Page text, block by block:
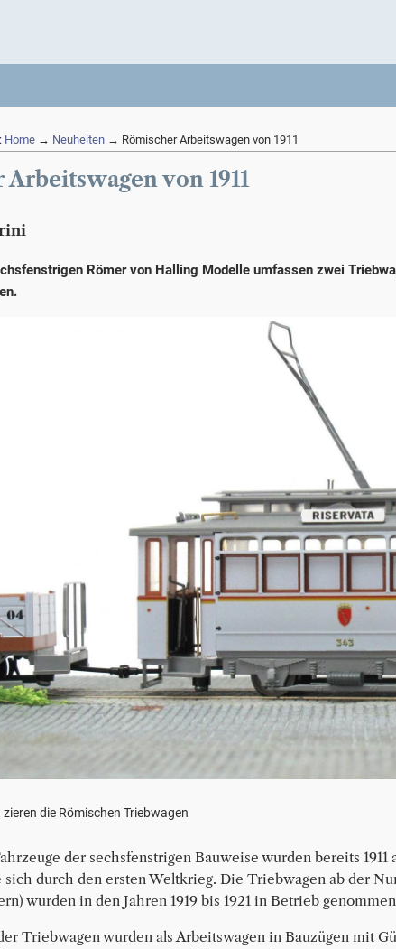
Home → Neuheiten → Römischer Arbeitswagen von 1911
von 1911
Römer von Halling Modelle umfassen zwei
die Römischen Triebwagen
der sechsfenstrigen Bauweise wurden bereits
sich durch den ersten Weltkrieg. Die Triebwagen ab der
wurden in den Jahren 1919 bis 1921 in Betrieb
Triebwagen wurden als Arbeitswagen in Bauzügen mit